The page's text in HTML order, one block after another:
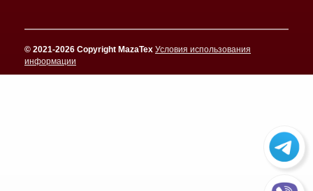
© 2021-2026 Copyright MazaTex Условия использования
информации